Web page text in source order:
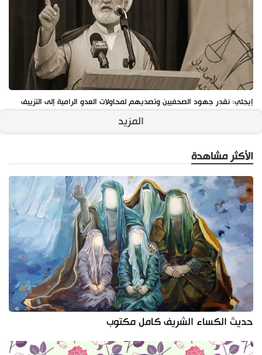
إيجئي: نقدر جهود الصحفيين وتصديهم لمحاولات العدو الرامية إلى التزييف
المزيد
الأكثر مشاهدة
حديث الكساء الشريف كامل مكتوب